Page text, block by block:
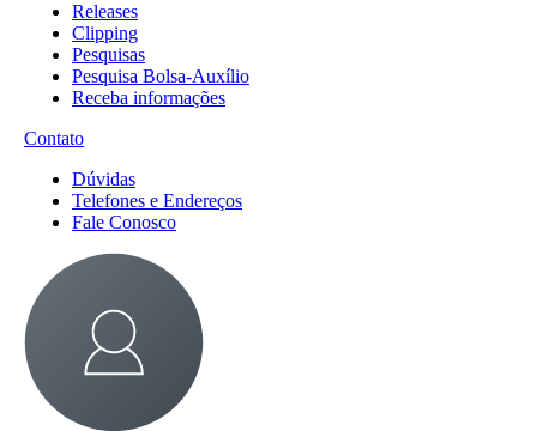
Releases
Clipping
Pesquisas
Pesquisa Bolsa-Auxílio
Receba informações
Contato
Dúvidas
Telefones e Endereços
Fale Conosco